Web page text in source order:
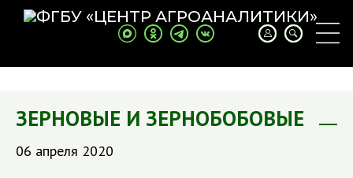
ЗЕРНОВЫЕ И ЗЕРНОБОБОВЫЕ
06 апреля 2020